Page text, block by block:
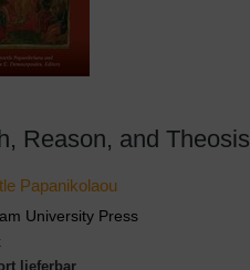
Reason, and Theosis
Papanikolaou
University Press
lieferbar